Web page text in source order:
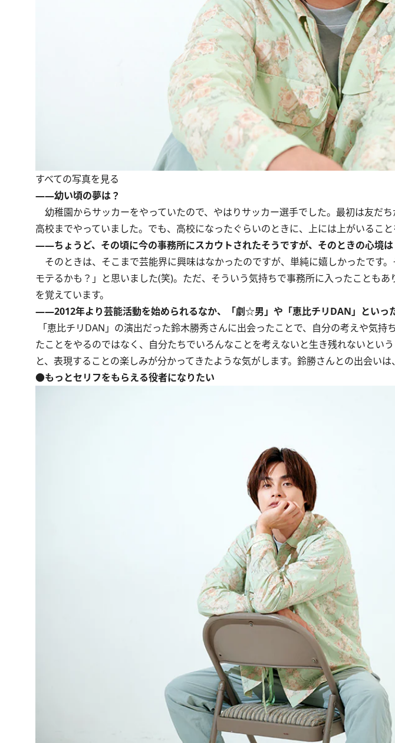
すべての写真を見る
――幼い頃の夢は？
幼稚園からサッカーをやっていたので、やはりサッカー選手でした。最初は友だ
高校までやっていました。でも、高校になったぐらいのときに、上には上がいるこ
――ちょうど、その頃に今の事務所にスカウトされたそうですが、そのときの心境は
そのときは、そこまで芸能界に興味はなかったのですが、単純に嬉しかったです。
モテるかも？」と思いました(笑)。ただ、そういう気持ちで事務所に入ったことも
を覚えています。
――2012年より芸能活動を始められるなか、「劇☆男」や「恵比チリDAN」といっ
「恵比チリDAN」の演出だった鈴木勝秀さんに出会ったことで、自分の考えや気
たことをやるのではなく、自分たちでいろんなことを考えないと生き残れないとい
と、表現することの楽しみが分かってきたような気がします。鈴勝さんとの出会いは
●もっとセリフをもらえる役者になりたい